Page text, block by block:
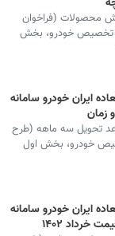
محصولات (فراخوان
تخصیص خودرو، بخش
ایران خودرو سامانه
تحویل سه ماهه (طرح
خودرو، بخش اول
ایران خودرو سامانه
خرداد ۱۴۰۲